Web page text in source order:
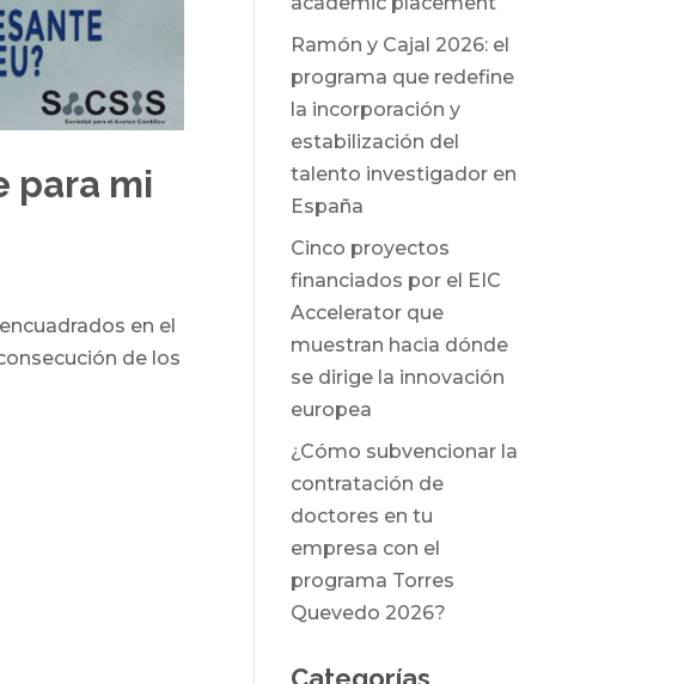
para mi
en el
de los
Ramón y Cajal 2026: el
programa que redefine
la incorporación y
estabilización del
talento investigador en
España
Cinco proyectos
financiados por el EIC
Accelerator que
muestran hacia dónde
se dirige la innovación
europea
¿Cómo subvencionar la
contratación de
doctores en tu
empresa con el
programa Torres
Quevedo 2026?